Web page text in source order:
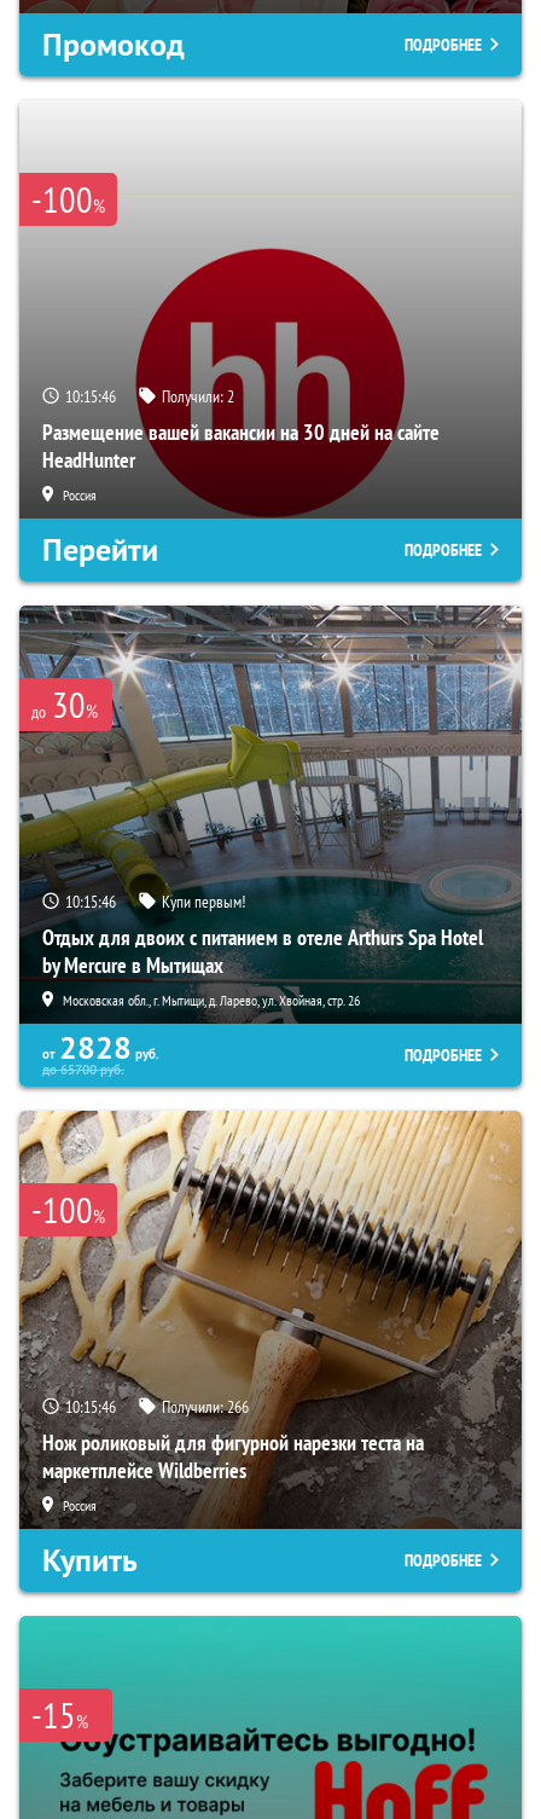
Промокод ПОДРОБНЕЕ
-100%
10:15:45 Получили:2
Размещение вашей вакансии на 30 дней на сайте
HeadHunter
Россия
Перейти ПОДРОБНЕЕ
до 30%
10:15:45 Купи первым!
Отдых для двоих с питанием в отеле Arthurs Spa Hotel
by Mercure в Мытищах
Московская обл., г. Мытищи, д. Ларево, ул. Хвойная, стр. 26
от 2828 руб.
до65700руб.
ПОДРОБНЕЕ
-100%
10:15:45 Получили:266
Нож роликовый для фигурной нарезки теста на
маркетплейсе Wildberries
Россия
Купить ПОДРОБНЕЕ
-15%